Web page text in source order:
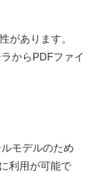
があります。
からPDFファイ
モデルのため
利用が可能で